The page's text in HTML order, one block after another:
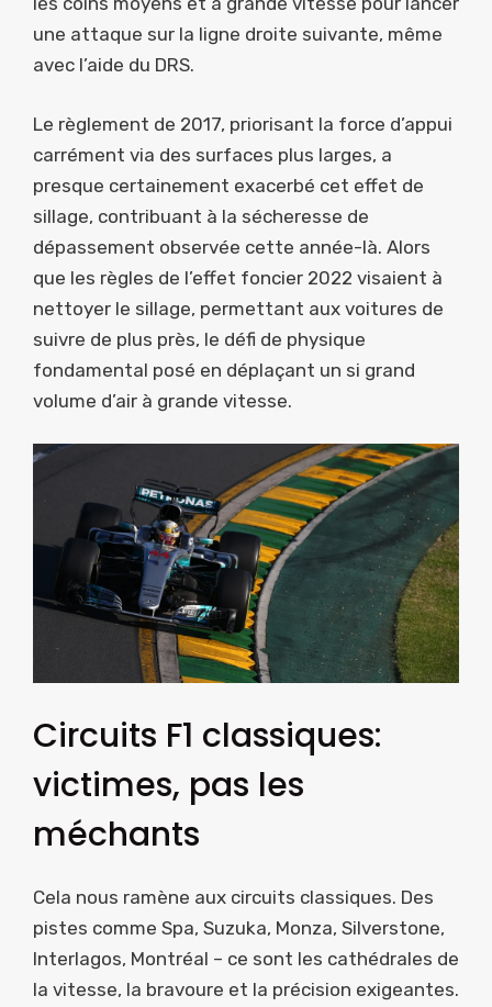
une attaque sur la ligne droite suivante, même
avec l’aide du DRS.
Le règlement de 2017, priorisant la force d’appui
carrément via des surfaces plus larges, a
presque certainement exacerbé cet effet de
sillage, contribuant à la sécheresse de
dépassement observée cette année-là. Alors
que les règles de l’effet foncier 2022 visaient à
nettoyer le sillage, permettant aux voitures de
suivre de plus près, le défi de physique
fondamental posé en déplaçant un si grand
volume d’air à grande vitesse.
Circuits F1 classiques:
victimes, pas les
méchants
Cela nous ramène aux circuits classiques. Des
pistes comme Spa, Suzuka, Monza, Silverstone,
Interlagos, Montréal – ce sont les cathédrales de
la vitesse, la bravoure et la précision exigeantes.